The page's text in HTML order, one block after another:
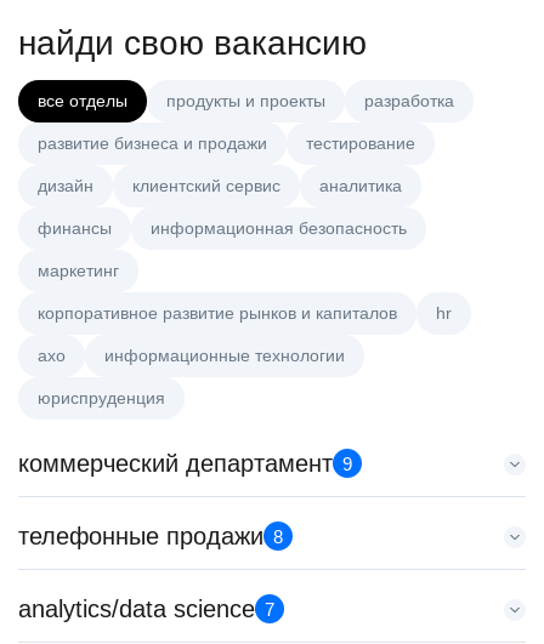
найди свою вакансию
все отделы продукты и проекты разработка
развитие бизнеса и продажи тестирование
дизайн клиентский сервис аналитика
финансы информационная безопасность
маркетинг
корпоративное развитие рынков и капиталов hr
axo информационные технологии
юриспруденция
коммерческий департамент 9
Key Account Manager (EdTech)
HeadHunter::Коммерческий департамент
150000 ₽
телефонные продажи 8
Менеджер по продажам B2B
HeadHunter::Телефонные продажи
analytics/data science 7